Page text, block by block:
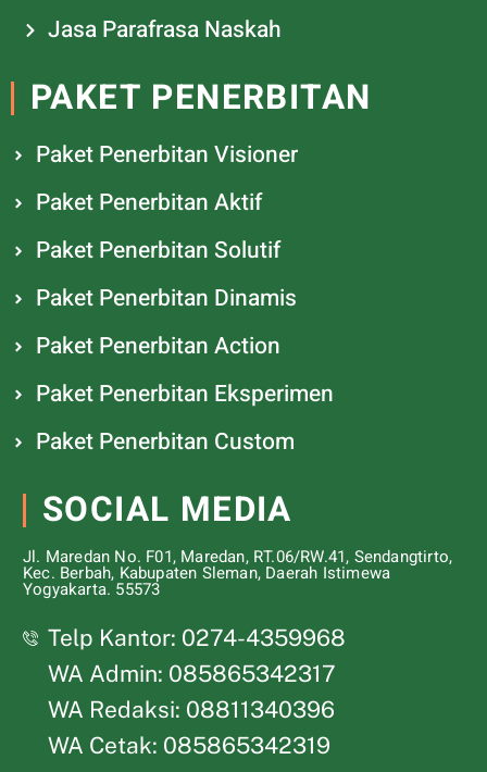
Jasa Parafrasa Naskah
PAKET PENERBITAN
Paket Penerbitan Visioner
Paket Penerbitan Aktif
Paket Penerbitan Solutif
Paket Penerbitan Dinamis
Paket Penerbitan Action
Paket Penerbitan Eksperimen
Paket Penerbitan Custom
SOCIAL MEDIA
Jl. Maredan No. F01, Maredan, RT.06/RW.41, Sendangtirto,
Kec. Berbah, Kabupaten Sleman, Daerah Istimewa
Yogyakarta. 55573
Telp Kantor: 0274-4359968
WA Admin: 085865342317
WA Redaksi: 08811340396
WA Cetak: 085865342319